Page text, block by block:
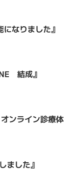
なりました』
結成』
ンライン診療体
ました』